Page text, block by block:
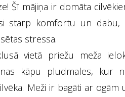
Šī mājiņa ir domāta
starp komfortu un dabu,
stressa.
vietā priežu meža
kāpu pludmales, kur
Meži ir bagāti ar ogām